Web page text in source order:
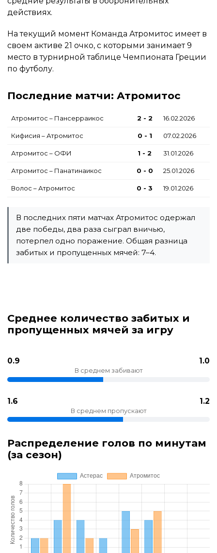
действиях.
На текущий момент Команда Атромитос имеет в
своем активе 21 очко, с которыми занимает 9
место в турнирной таблице Чемпионата Греции
по футболу.
Последние матчи: Атромитос
Атромитос – Пансерраикос 2 - 2 16.02.2026
Кифисия – Атромитос 0 - 1 07.02.2026
Атромитос – ОФИ 1 - 2 31.01.2026
Атромитос – Панатинаикос 0 - 0 25.01.2026
Волос – Атромитос 0 - 3 19.01.2026
В последних пяти матчах Атромитос одержал
две победы, два раза сыграл вничью,
потерпел одно поражение. Общая разница
забитых и пропущенных мячей: 7–4.
Среднее количество забитых и
пропущенных мячей за игру
0.9 1.0
В среднем забивают
1.6 1.2
В среднем пропускают
Распределение голов по минутам
(за сезон)